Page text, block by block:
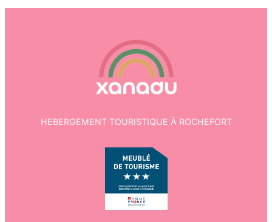
HEBERGEMENT TOURISTIQUE À ROCHEFORT